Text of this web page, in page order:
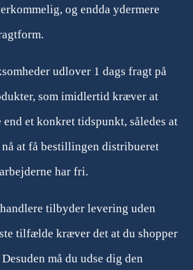
og endda ydermere
udlover 1 dags fragt på
som imidlertid kræver at
et konkret tidspunkt, således at
at få bestillingen distribueret
har fri.
tilbyder levering uden
tilfælde kræver det at du shopper
må du udse dig den